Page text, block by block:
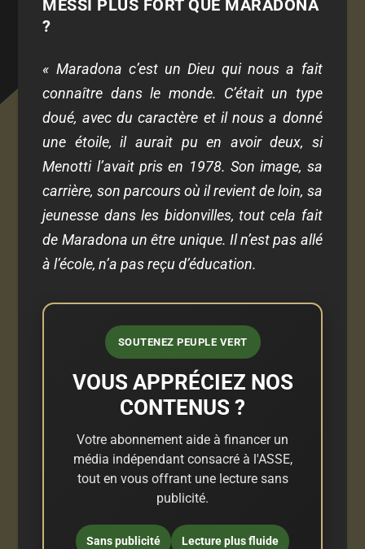
MESSI PLUS FORT QUE MARADONA
?
« Maradona c’est un Dieu qui nous a fait
connaître dans le monde. C’était un type
doué, avec du caractère et il nous a donné
une étoile, il aurait pu en avoir deux, si
Menotti l’avait pris en 1978. Son image, sa
carrière, son parcours où il revient de loin, sa
jeunesse dans les bidonvilles, tout cela fait
de Maradona un être unique. Il n’est pas allé
à l’école, n’a pas reçu d’éducation.
SOUTENEZ PEUPLE VERT
VOUS APPRÉCIEZ NOS
CONTENUS ?
Votre abonnement aide à financer un
média indépendant consacré à l'ASSE,
tout en vous offrant une lecture sans
publicité.
Sans publicité Lecture plus fluide